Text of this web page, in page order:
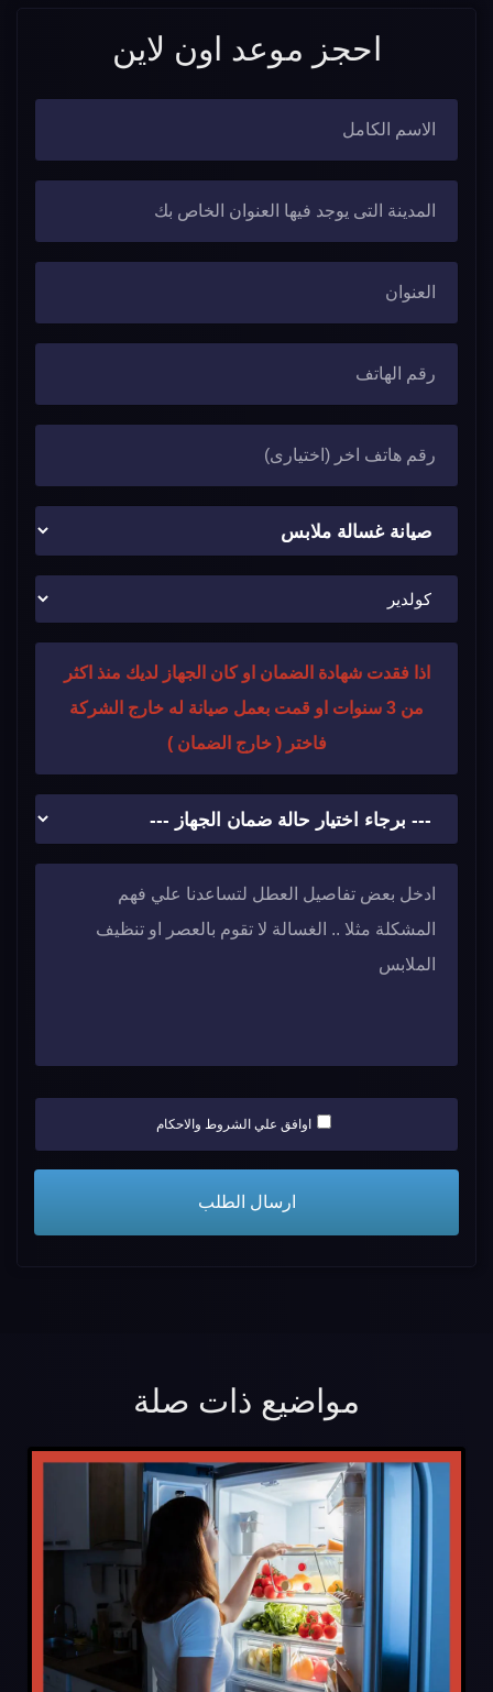
احجز موعد اون لاين
اذا فقدت شهادة الضمان او كان الجهاز لديك منذ اكثر
من 3 سنوات او قمت بعمل صيانة له خارج الشركة
فاختر ( خارج الضمان )
اوافق علي الشروط والاحكام
مواضيع ذات صلة